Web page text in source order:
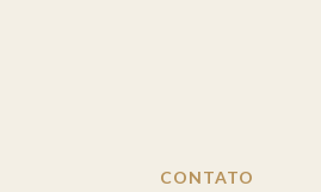
CONTATO